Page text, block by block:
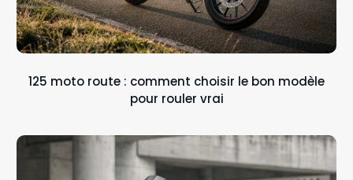
125 moto route : comment choisir le bon modèle
pour rouler vrai